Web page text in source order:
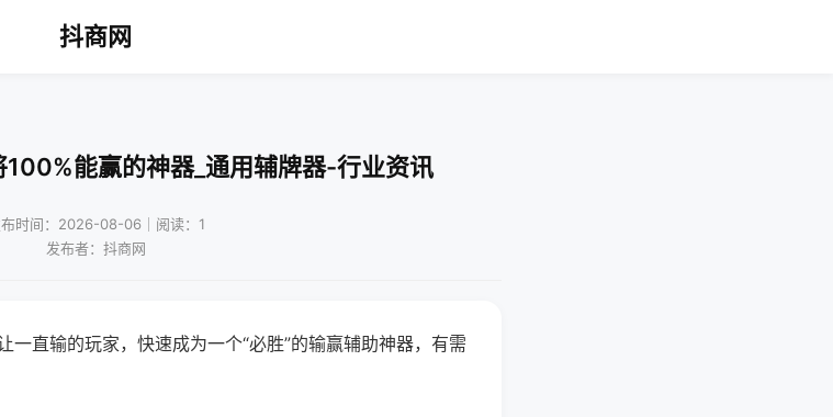
抖商网
能赢的神器_通用辅牌器-行业资讯
时间：2026-08-06｜阅读：1
发布者：抖商网
一直输的玩家，快速成为一个“必胜”的输赢辅助神器，有需